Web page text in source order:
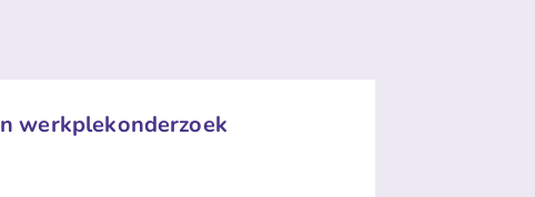
werkplekonderzoek